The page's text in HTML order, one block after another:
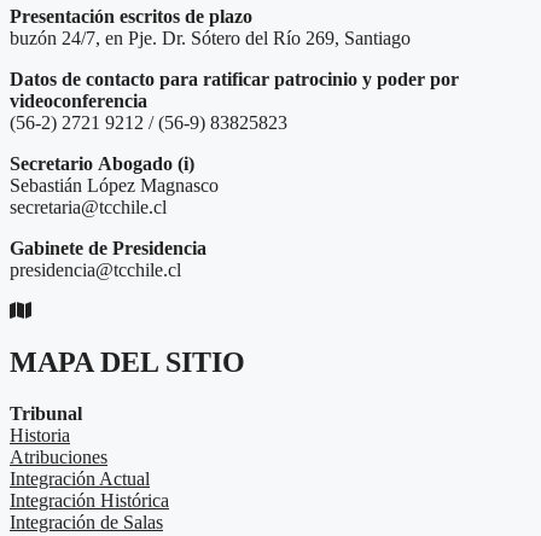
Presentación escritos de plazo
buzón 24/7, en Pje. Dr. Sótero del Río 269, Santiago
Datos de contacto para ratificar patrocinio y poder por
videoconferencia
(56-2) 2721 9212 / (56-9) 83825823
Secretario Abogado (i)
Sebastián López Magnasco
secretaria@tcchile.cl
Gabinete de Presidencia
presidencia@tcchile.cl
MAPA DEL SITIO
Tribunal
Historia
Atribuciones
Integración Actual
Integración Histórica
Integración de Salas